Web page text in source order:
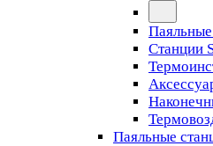
Станции
Паяльные